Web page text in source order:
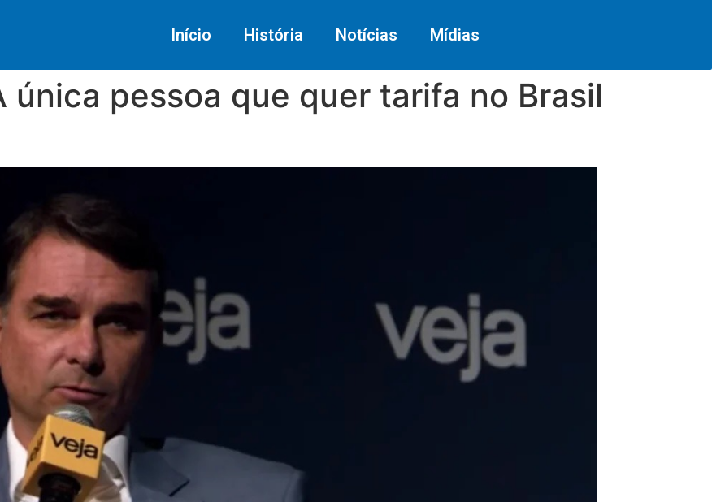
Início História Notícias Mídias
única pessoa que quer tarifa no Brasil